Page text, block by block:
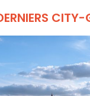
jusqu’à minuit.
CITY-